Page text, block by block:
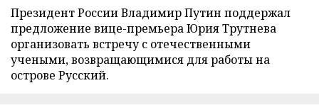
Президент России Владимир Путин поддержал
предложение вице-премьера Юрия Трутнева
организовать встречу с отечественными
учеными, возвращающимися для работы на
острове Русский.